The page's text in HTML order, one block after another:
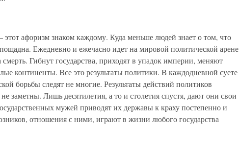
этот афоризм знаком каждому. Куда меньше людей знает о том, что
Ежедневно и ежечасно идет на мировой политической арене
Гибнут государства, приходят в упадок империи, меняют
континенты. Все это результаты политики. В каждодневной суете
борьбы следят не многие. Результаты действий политиков
заметны. Лишь десятилетия, а то и столетия спустя, дают они свои
мужей приводят их державы к краху постепенно и
отношения с ними, играют в жизни любого государства